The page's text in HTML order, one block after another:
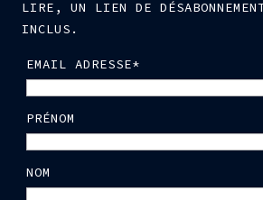
LIRE, UN LIEN DE
INCLUS.
EMAIL ADRESSE*
PRÉNOM
NOM